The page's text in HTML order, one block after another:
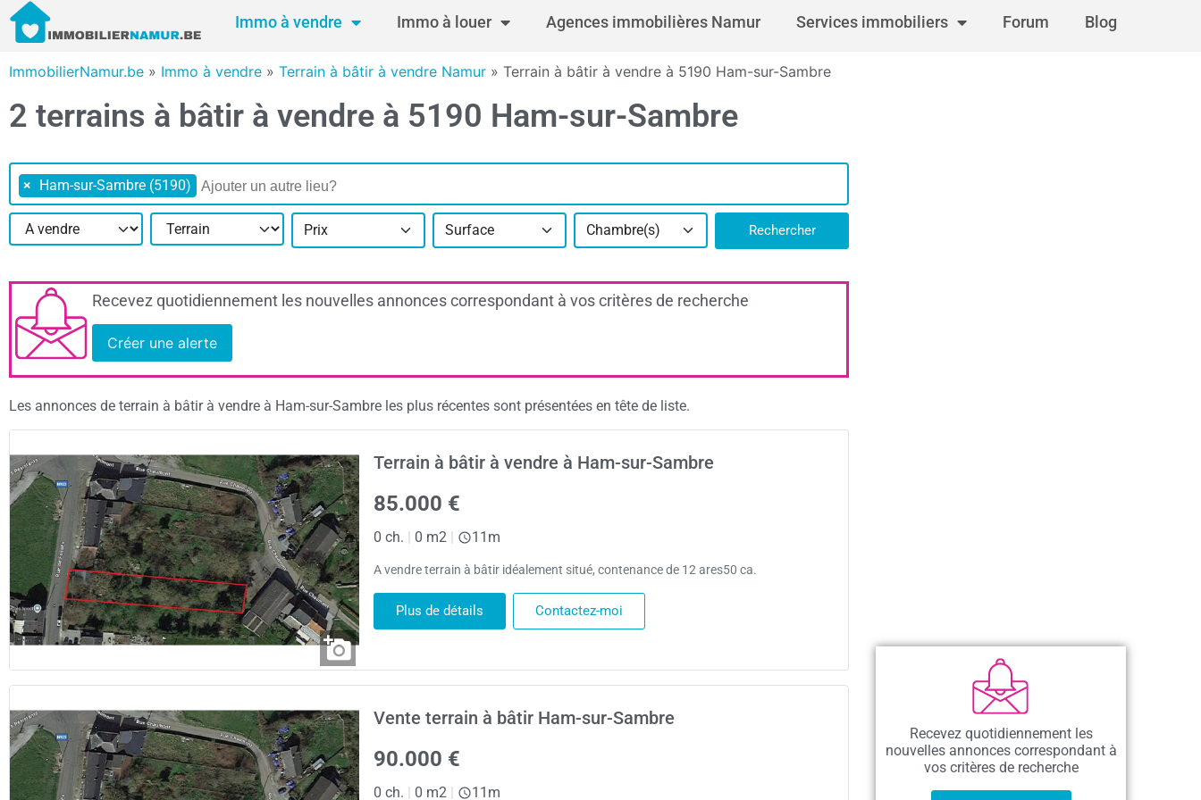
Immo à vendre Immo à louer Agences immobilières Namur Services immobiliers Forum Blog
ImmobilierNamur.be » Immo à vendre » Terrain à bâtir à vendre Namur » Terrain à bâtir à vendre à 5190 Ham-sur-Sambre
2 terrains à bâtir à vendre à 5190 Ham-sur-Sambre
× Ham-sur-Sambre (5190)
Prix Surface Chambre(s) Rechercher
Recevez quotidiennement les nouvelles annonces correspondant à vos critères de recherche
Créer une alerte
Les annonces de terrain à bâtir à vendre à Ham-sur-Sambre les plus récentes sont présentées en tête de liste.
Terrain à bâtir à vendre à Ham-sur-Sambre
85.000 €
0 ch. | 0 m2 | 11m
A vendre terrain à bâtir idéalement situé, contenance de 12 ares50 ca.
Plus de détails Contactez-moi
Vente terrain à bâtir Ham-sur-Sambre
90.000 €
0 ch. | 0 m2 | 11m
Recevez quotidiennement les
nouvelles annonces correspondant à
vos critères de recherche